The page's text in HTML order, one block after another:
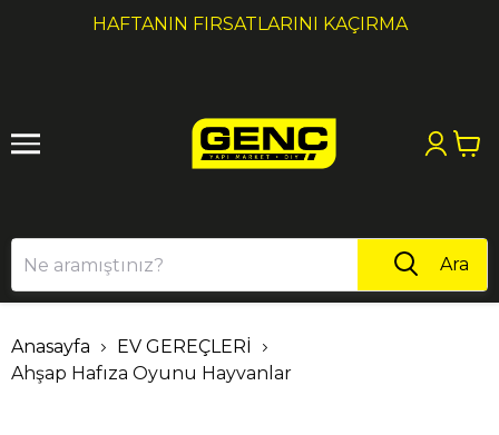
HAFTANIN FIRSATLARINI KAÇIRMA
1 2
Ara
Anasayfa
EV GEREÇLERİ
Ahşap Hafıza Oyunu Hayvanlar